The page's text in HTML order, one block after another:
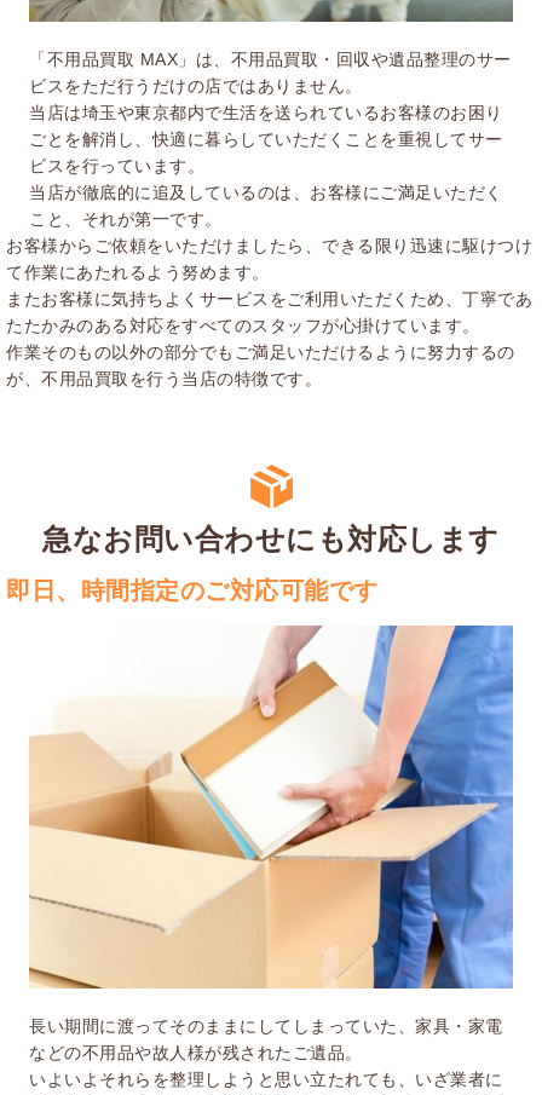
「不用品買取 MAX」は、不用品買取・回収や遺品整理のサー
ビスをただ行うだけの店ではありません。
当店は埼玉や東京都内で生活を送られているお客様のお困り
ごとを解消し、快適に暮らしていただくことを重視してサー
ビスを行っています。
当店が徹底的に追及しているのは、お客様にご満足いただく
こと、それが第一です。
お客様からご依頼をいただけましたら、できる限り迅速に駆けつけ
て作業にあたれるよう努めます。
またお客様に気持ちよくサービスをご利用いただくため、丁寧であ
たたかみのある対応をすべてのスタッフが心掛けています。
作業そのもの以外の部分でもご満足いただけるように努力するの
が、不用品買取を行う当店の特徴です。
急なお問い合わせにも対応します
即日、時間指定のご対応可能です
長い期間に渡ってそのままにしてしまっていた、家具・家電
などの不用品や故人様が残されたご遺品。
いよいよそれらを整理しようと思い立たれても、いざ業者に